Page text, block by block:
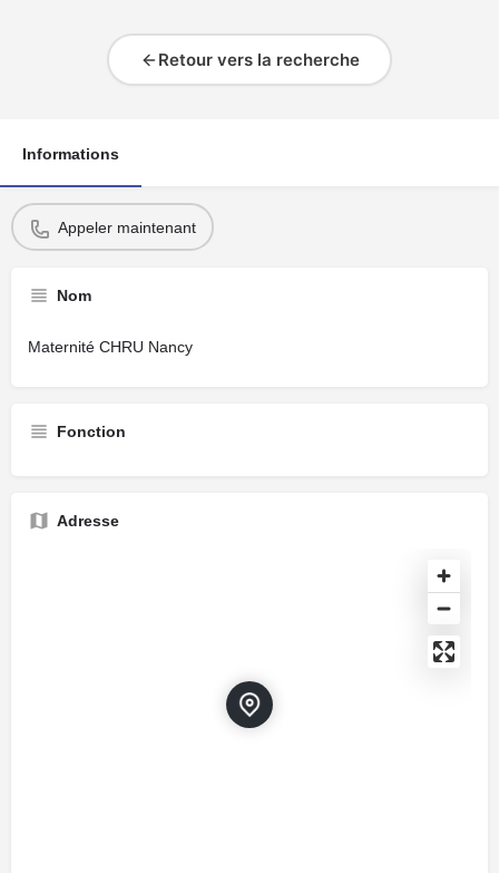
Retour vers la recherche
Informations
Appeler maintenant
Nom
Maternité CHRU Nancy
Fonction
Adresse